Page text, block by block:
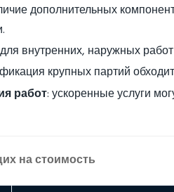
дополнительных
внутренних, наружных
крупных партий
работ: ускоренные услуги
на стоимость